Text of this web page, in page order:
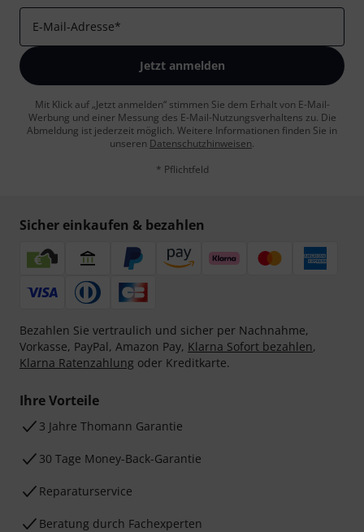
E-Mail-Adresse*
Jetzt anmelden
Mit Klick auf „Jetzt anmelden“ stimmen Sie dem Erhalt von E-Mail-
Werbung und einer Messung des E-Mail-Nutzungsverhaltens zu. Die
Abmeldung ist jederzeit möglich. Weitere Informationen finden Sie in
unseren Datenschutzhinweisen.
* Pflichtfeld
Sicher einkaufen & bezahlen
Bezahlen Sie vertraulich und sicher per Nachnahme,
Vorkasse, PayPal, Amazon Pay, Klarna Sofort bezahlen,
Klarna Ratenzahlung oder Kreditkarte.
Ihre Vorteile
3 Jahre Thomann Garantie
30 Tage Money-Back-Garantie
Reparaturservice
Beratung durch Fachexperten